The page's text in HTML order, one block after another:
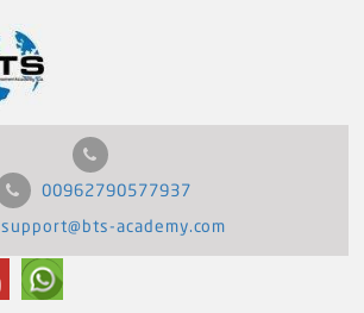
00962790577937
support@bts-academy.com